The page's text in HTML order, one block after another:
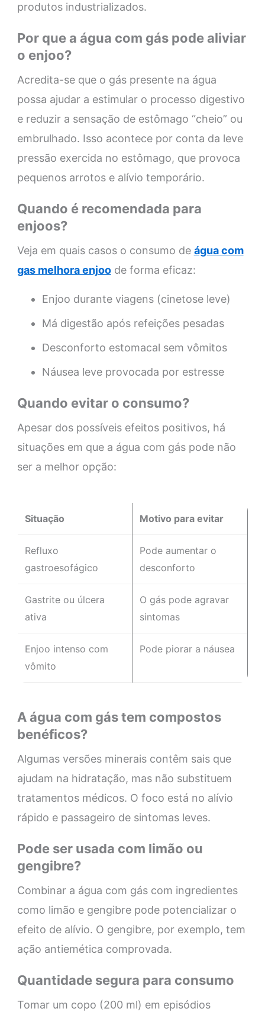
produtos industrializados.
Por que a água com gás pode aliviar
o enjoo?
Acredita-se que o gás presente na água
possa ajudar a estimular o processo digestivo
e reduzir a sensação de estômago “cheio” ou
embrulhado. Isso acontece por conta da leve
pressão exercida no estômago, que provoca
pequenos arrotos e alívio temporário.
Quando é recomendada para
enjoos?
Veja em quais casos o consumo de água com
gas melhora enjoode forma eficaz:
Enjoo durante viagens (cinetose leve)
Má digestão após refeições pesadas
Desconforto estomacal sem vômitos
Náusea leve provocada por estresse
Quando evitar o consumo?
Apesar dos possíveis efeitos positivos, há
situações em que a água com gás pode não
ser a melhor opção:
Situação Motivo para evitar
Refluxo
gastroesofágico
Pode aumentar o
desconforto
Gastrite ou úlcera
ativa
O gás pode agravar
sintomas
Enjoo intenso com
vômito
Pode piorar a náusea
A água com gás tem compostos
benéficos?
Algumas versões minerais contêm sais que
ajudam na hidratação, mas não substituem
tratamentos médicos. O foco está no alívio
rápido e passageiro de sintomas leves.
Pode ser usada com limão ou
gengibre?
Combinar a água com gás com ingredientes
como limão e gengibre pode potencializar o
efeito de alívio. O gengibre, por exemplo, tem
ação antiemética comprovada.
Quantidade segura para consumo
Tomar um copo (200 ml) em episódios